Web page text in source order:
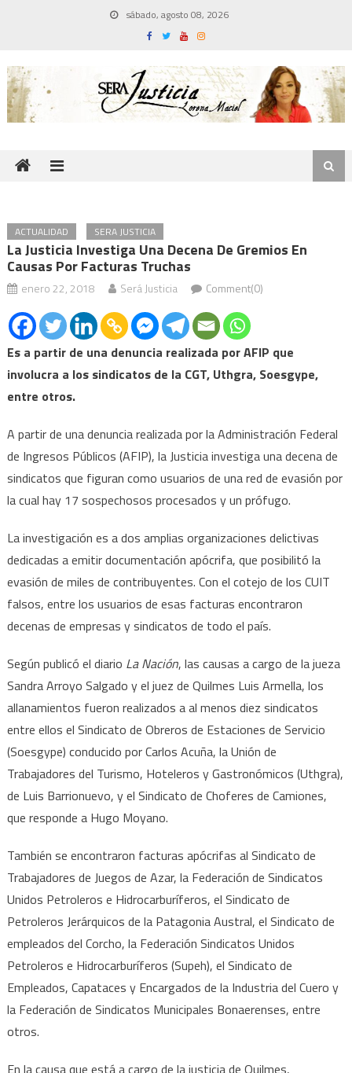
sábado, agosto 08, 2026
ACTUALIDAD SERA JUSTICIA
La Justicia Investiga Una Decena De Gremios En
Causas Por Facturas Truchas
enero 22, 2018 Será Justicia Comment(0)
Es a partir de una denuncia realizada por AFIP que
involucra a los sindicatos de la CGT, Uthgra, Soesgype,
entre otros.
A partir de una denuncia realizada por la Administración Federal
de Ingresos Públicos (AFIP), la Justicia investiga una decena de
sindicatos que figuran como usuarios de una red de evasión por
la cual hay 17 sospechosos procesados y un prófugo.
La investigación es a dos amplias organizaciones delictivas
dedicadas a emitir documentación apócrifa, que posibilitó la
evasión de miles de contribuyentes. Con el cotejo de los CUIT
falsos, entre los usuarios de esas facturas encontraron
decenas de empresas y sindicatos de todo el país.
Según publicó el diario La Nación, las causas a cargo de la jueza
Sandra Arroyo Salgado y el juez de Quilmes Luis Armella, los
allanamientos fueron realizados a al menos diez sindicatos
entre ellos el Sindicato de Obreros de Estaciones de Servicio
(Soesgype) conducido por Carlos Acuña, la Unión de
Trabajadores del Turismo, Hoteleros y Gastronómicos (Uthgra),
de Luis Barrionuevo, y el Sindicato de Choferes de Camiones,
que responde a Hugo Moyano.
También se encontraron facturas apócrifas al Sindicato de
Trabajadores de Juegos de Azar, la Federación de Sindicatos
Unidos Petroleros e Hidrocarburíferos, el Sindicato de
Petroleros Jerárquicos de la Patagonia Austral, el Sindicato de
empleados del Corcho, la Federación Sindicatos Unidos
Petroleros e Hidrocarburíferos (Supeh), el Sindicato de
Empleados, Capataces y Encargados de la Industria del Cuero y
la Federación de Sindicatos Municipales Bonaerenses, entre
otros.
En la causa que está a cargo de la justicia de Quilmes,